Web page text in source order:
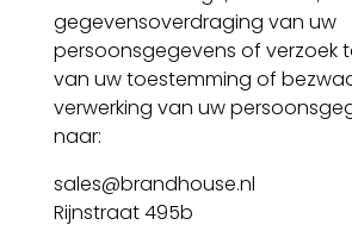
gegevensoverdraging van uw
persoonsgegevens of verzoek
van uw toestemming of
verwerking van uw
naar:
sales@brandhouse.nl
Rijnstraat 495b